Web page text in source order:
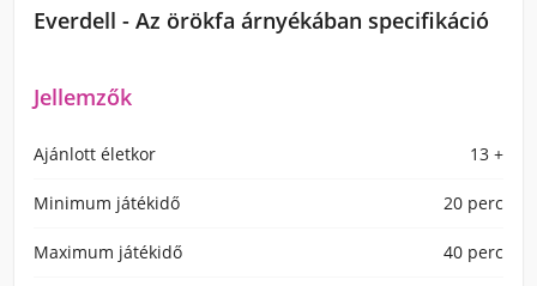
Everdell - Az örökfa árnyékában specifikáció
Jellemzők
Ajánlott életkor 13 +
Minimum játékidő 20 perc
Maximum játékidő 40 perc